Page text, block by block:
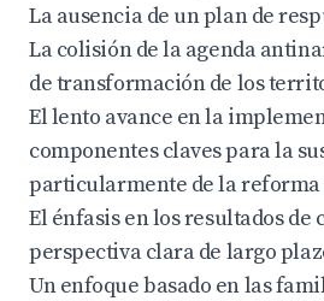
La ausencia de un plan de
La colisión de la agenda
de transformación de los
El lento avance en la
componentes claves para la
particularmente de la
El énfasis en los resultados de
perspectiva clara de largo
Un enfoque basado en las